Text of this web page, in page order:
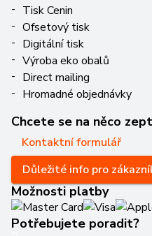
Tisk Cenin
Ofsetový tisk
Digitální tisk
Výroba eko obalů
Direct mailing
Hromadné objednávky
Chcete se na něco
Kontaktní formulář
Důležité info pro
Možnosti platby
Potřebujete poradit?